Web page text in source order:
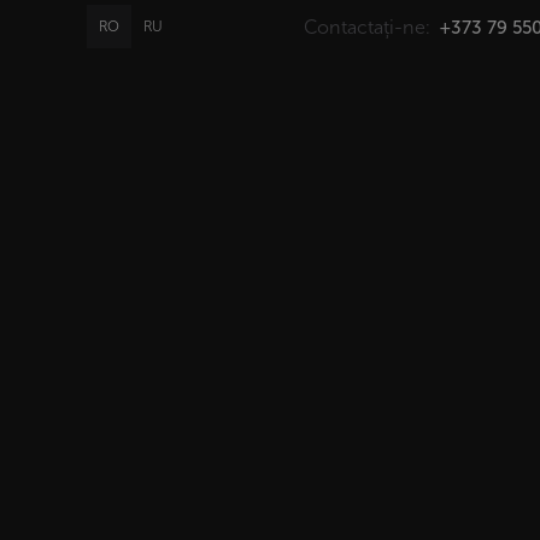
RO RU Contactați-ne: +373 79